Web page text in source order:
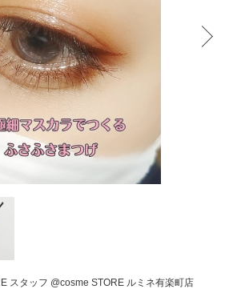
スタッフ @cosme STORE ルミネ有楽町店